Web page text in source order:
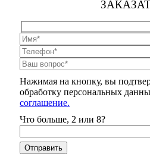
Нажимая на кнопку, вы
обработку персональных
соглашение.
Что больше, 2 или 8?